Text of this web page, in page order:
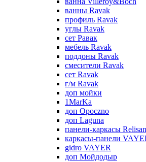
ванны Ravak
профиль Ravak
углы Ravak
сет Равак
мебель Ravak
поддоны Ravak
смесители Ravak
сет Ravak
г/м Ravak
доп мойки
1MarKa
доп Opoczno
доп Laguna
панели-каркасы Relisan
каркасы-панели
gidro VAYER
доп Мойдодыр